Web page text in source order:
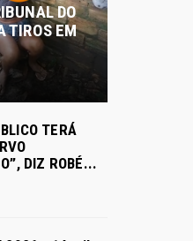
DO
TIROS EM
TERÁ
DIZ ROBÉ...